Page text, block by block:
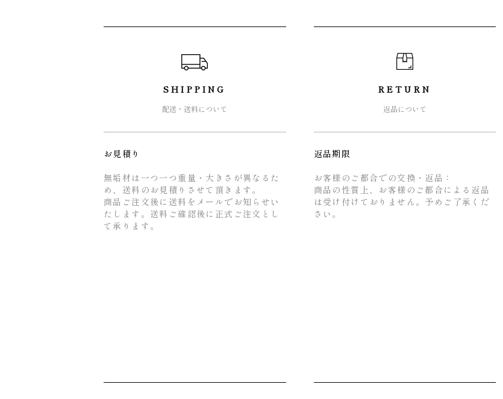
SHIPPING
配送・送料について
お見積り
無垢材は一つ一つ重量・大きさが異なるた
め、送料のお見積りさせて頂きます。
商品ご注文後に送料をメールでお知らせい
たします。送料ご確認後に正式ご注文とし
て承ります。
RETURN
返品について
返品期限
お客様のご都合での交換・返品：
商品の性質上、お客様のご都合による返品
は受け付けておりません。予めご了承くだ
さい。